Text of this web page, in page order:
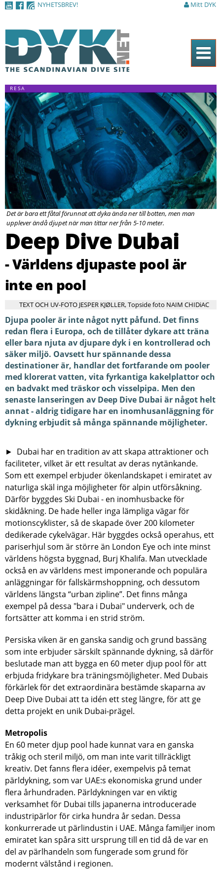
NYHETSBREV! Mitt DYK
Hem
Tidningen
Nyheter
Artiklar
DYK Guiden
Shop
Kontakt
Sök
RESA
Det är bara ett fåtal förunnat att dyka ända ner till botten, men man
upplever ändå djupet när man tittar ner från 5-10 meter.
Deep Dive Dubai
- Världens djupaste pool är
inte en pool
TEXT OCH UV-FOTO JESPER KJØLLER, Topside foto NAIM CHIDiAC
Djupa pooler är inte något nytt påfund. Det finns
redan flera i Europa, och de tillåter dykare att träna
eller bara njuta av djupare dyk i en kontrollerad och
säker miljö. Oavsett hur spännande dessa
destinationer är, handlar det fortfarande om pooler
med klorerat vatten, vita fyrkantiga kakelplattor och
en badvakt med träskor och visselpipa. Men den
senaste lanseringen av Deep Dive Dubai är något helt
annat - aldrig tidigare har en inomhusanläggning för
dykning erbjudit så många spännande möjligheter.
► Dubai har en tradition av att skapa attraktioner och
faciliteter, vilket är ett resultat av deras nytänkande.
Som ett exempel erbjuder ökenlandskapet i emiratet av
naturliga skäl inga möjligheter för alpin utförsåkning.
Därför byggdes Ski Dubai - en inomhusbacke för
skidåkning. De hade heller inga lämpliga vägar för
motionscyklister, så de skapade över 200 kilometer
dedikerade cykelvägar. Här byggdes också operahus, ett
pariserhjul som är större än London Eye och inte minst
världens högsta byggnad, Burj Khalifa. Man utvecklade
också en av världens mest imponerande och populära
anläggningar för fallskärmshoppning, och dessutom
världens längsta “urban zipline”. Det finns många
exempel på dessa "bara i Dubai" underverk, och de
fortsätter att komma i en strid ström.
Persiska viken är en ganska sandig och grund bassäng
som inte erbjuder särskilt spännande dykning, så därför
beslutade man att bygga en 60 meter djup pool för att
erbjuda fridykare bra träningsmöjligheter. Med Dubais
förkärlek för det extraordinära bestämde skaparna av
Deep Dive Dubai att ta idén ett steg längre, för att ge
detta projekt en unik Dubai-prägel.
Metropolis
En 60 meter djup pool hade kunnat vara en ganska
tråkig och steril miljö, om man inte varit tillräckligt
kreativ. Det fanns flera idéer, exempelvis på temat
pärldykning, som var UAE:s ekonomiska grund under
flera århundraden. Pärldykningen var en viktig
verksamhet för Dubai tills japanerna introducerade
industripärlor för cirka hundra år sedan. Dessa
konkurrerade ut pärlindustin i UAE. Många familjer inom
emiratet kan spåra sitt ursprung till en tid då de var en
del av pärlhandeln som fungerade som grund för
modernt välstånd i regionen.